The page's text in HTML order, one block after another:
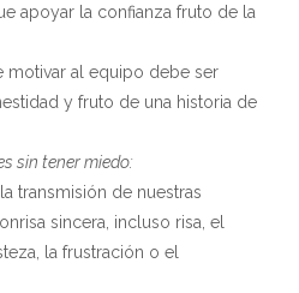
apoyar la confianza fruto de la
motivar al equipo debe ser
y fruto de una historia de
sin tener miedo:
transmisión de nuestras
sincera, incluso risa, el
la frustración o el